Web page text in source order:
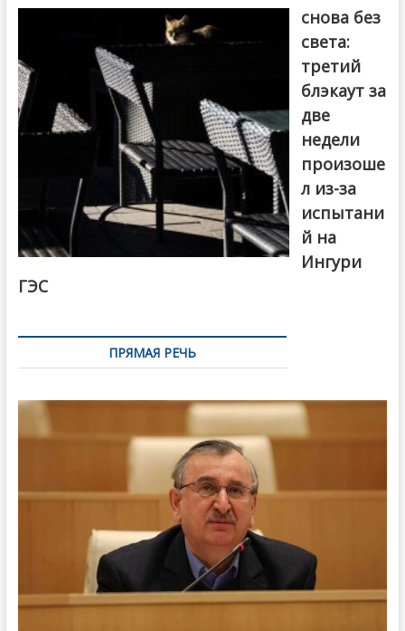
снова без
света:
третий
блэкаут за
две
недели
произоше
л из-за
испытани
й на
Ингури
ГЭС
ПРЯМАЯ РЕЧЬ